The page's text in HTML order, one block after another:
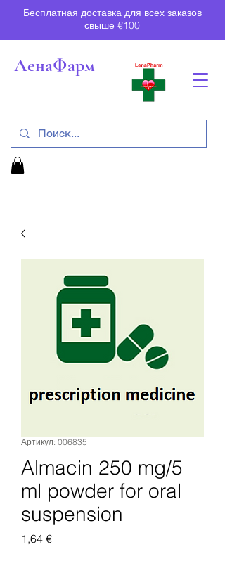
Бесплатная доставка для всех заказов
свыше €100
ЛенаФарм
Артикул: 006835
Almacin 250 mg/5
ml powder for oral
suspension
1,64 €Цена